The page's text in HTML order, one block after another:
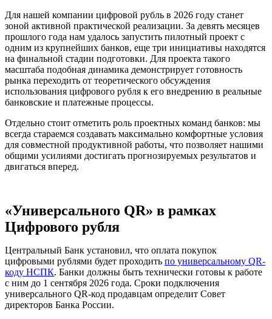
Для нашей компании цифровой рубль в 2026 году станет
зоной активной практической реализации. За девять месяцев
прошлого года нам удалось запустить пилотный проект с
одним из крупнейших банков, еще три инициативы находятся
на финальной стадии подготовки. Для проекта такого
масштаба подобная динамика демонстрирует готовность
рынка переходить от теоретического обсуждения
использования цифрового рубля к его внедрению в реальные
банковские и платежные процессы.
Отдельно стоит отметить роль проектных команд банков: мы
всегда стараемся создавать максимально комфортные условия
для совместной продуктивной работы, что позволяет нашими
общими усилиями достигать прогнозируемых результатов и
двигаться вперед.
«Универсального QR» в рамках
Цифрового рубля
Центральный Банк установил, что оплата покупок
цифровыми рублями будет проходить по универсальному QR-
коду НСПК. Банки должны быть технически готовы к работе
с ним до 1 сентября 2026 года. Сроки подключения
универсального QR-код продавцам определит Совет
директоров Банка России.